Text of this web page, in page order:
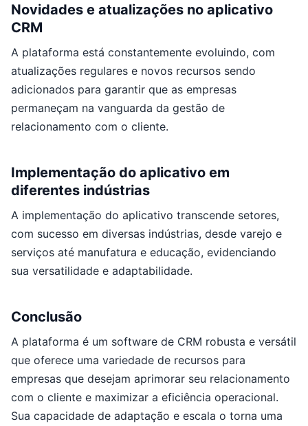
Novidades e atualizações no aplicativo
CRM
A plataforma está constantemente evoluindo, com
atualizações regulares e novos recursos sendo
adicionados para garantir que as empresas
permaneçam na vanguarda da gestão de
relacionamento com o cliente.
Implementação do aplicativo em
diferentes indústrias
A implementação do aplicativo transcende setores,
com sucesso em diversas indústrias, desde varejo e
serviços até manufatura e educação, evidenciando
sua versatilidade e adaptabilidade.
Conclusão
A plataforma é um software de CRM robusta e versátil
que oferece uma variedade de recursos para
empresas que desejam aprimorar seu relacionamento
com o cliente e maximizar a eficiência operacional.
Sua capacidade de adaptação e escala o torna uma